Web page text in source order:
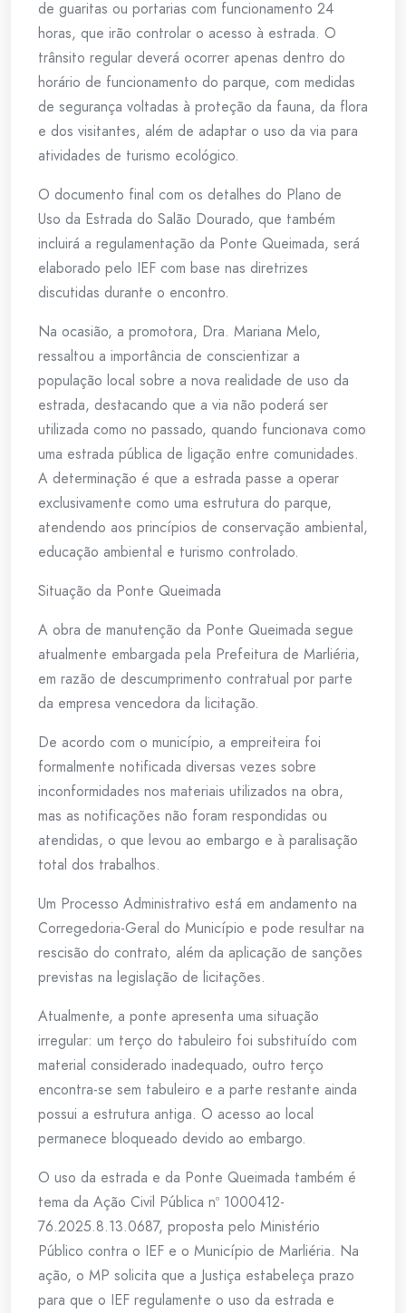
de guaritas ou portarias com funcionamento 24
horas, que irão controlar o acesso à estrada. O
trânsito regular deverá ocorrer apenas dentro do
horário de funcionamento do parque, com medidas
de segurança voltadas à proteção da fauna, da flora
e dos visitantes, além de adaptar o uso da via para
atividades de turismo ecológico.
O documento final com os detalhes do Plano de
Uso da Estrada do Salão Dourado, que também
incluirá a regulamentação da Ponte Queimada, será
elaborado pelo IEF com base nas diretrizes
discutidas durante o encontro.
Na ocasião, a promotora, Dra. Mariana Melo,
ressaltou a importância de conscientizar a
população local sobre a nova realidade de uso da
estrada, destacando que a via não poderá ser
utilizada como no passado, quando funcionava como
uma estrada pública de ligação entre comunidades.
A determinação é que a estrada passe a operar
exclusivamente como uma estrutura do parque,
atendendo aos princípios de conservação ambiental,
educação ambiental e turismo controlado.
Situação da Ponte Queimada
A obra de manutenção da Ponte Queimada segue
atualmente embargada pela Prefeitura de Marliéria,
em razão de descumprimento contratual por parte
da empresa vencedora da licitação.
De acordo com o município, a empreiteira foi
formalmente notificada diversas vezes sobre
inconformidades nos materiais utilizados na obra,
mas as notificações não foram respondidas ou
atendidas, o que levou ao embargo e à paralisação
total dos trabalhos.
Um Processo Administrativo está em andamento na
Corregedoria-Geral do Município e pode resultar na
rescisão do contrato, além da aplicação de sanções
previstas na legislação de licitações.
Atualmente, a ponte apresenta uma situação
irregular: um terço do tabuleiro foi substituído com
material considerado inadequado, outro terço
encontra-se sem tabuleiro e a parte restante ainda
possui a estrutura antiga. O acesso ao local
permanece bloqueado devido ao embargo.
O uso da estrada e da Ponte Queimada também é
tema da Ação Civil Pública nº 1000412-
76.2025.8.13.0687, proposta pelo Ministério
Público contra o IEF e o Município de Marliéria. Na
ação, o MP solicita que a Justiça estabeleça prazo
para que o IEF regulamente o uso da estrada e